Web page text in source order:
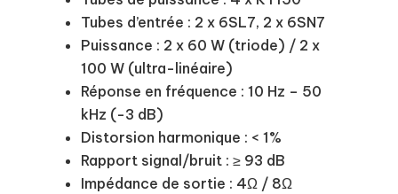
Tubes d’entrée : 2 x 6SL7, 2 x 6SN7
Puissance : 2 x 60 W (triode) / 2 x
100 W (ultra-linéaire)
Réponse en fréquence : 10 Hz – 50
kHz (-3 dB)
Distorsion harmonique : < 1%
Rapport signal/bruit : ≥ 93 dB
Impédance de sortie : 4Ω / 8Ω